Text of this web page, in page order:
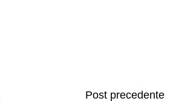
Post precedente